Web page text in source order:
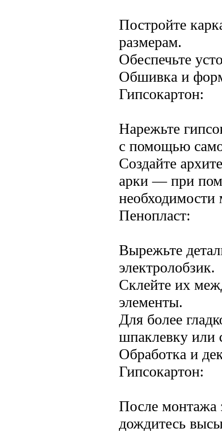
Постройте
размерам.
Обеспечьте
Обшивка и
Гипсокартон:
Нарежьте
с помощью
Создайте
арки — при
необходимости
Пенопласт:
Вырежьте
электролобзик.
Склейте их
элементы.
Для более
шпаклевку или
Обработка и
Гипсокартон:
После монтажа
дождитесь